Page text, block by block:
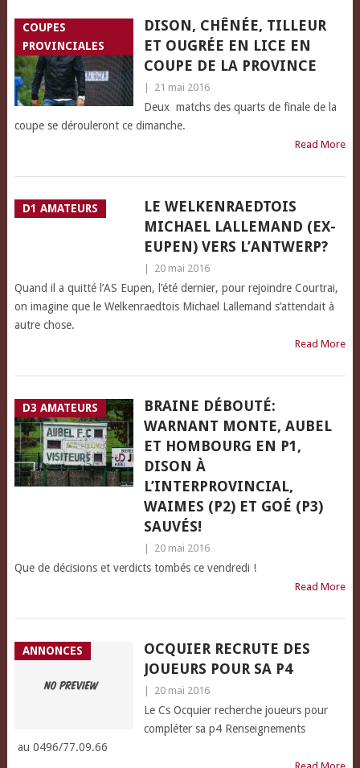
COUPES
PROVINCIALES
DISON, CHÊNÉE, TILLEUR
ET OUGRÉE EN LICE EN
COUPE DE LA PROVINCE
21 mai 2016
Deux matchs des quarts de finale de la
coupe se dérouleront ce dimanche.
Read More
D1 AMATEURS
LE WELKENRAEDTOIS
MICHAEL LALLEMAND (EX-
EUPEN) VERS L’ANTWERP?
20 mai 2016
Quand il a quitté l’AS Eupen, l’été dernier, pour rejoindre Courtrai,
on imagine que le Welkenraedtois Michael Lallemand s’attendait à
autre chose.
Read More
D3 AMATEURS
BRAINE DÉBOUTÉ:
WARNANT MONTE, AUBEL
ET HOMBOURG EN P1,
DISON À
L’INTERPROVINCIAL,
WAIMES (P2) ET GOÉ (P3)
SAUVÉS!
20 mai 2016
Que de décisions et verdicts tombés ce vendredi !
Read More
ANNONCES
OCQUIER RECRUTE DES
JOUEURS POUR SA P4
20 mai 2016
Le Cs Ocquier recherche joueurs pour
compléter sa p4 Renseignements
au 0496/77.09.66